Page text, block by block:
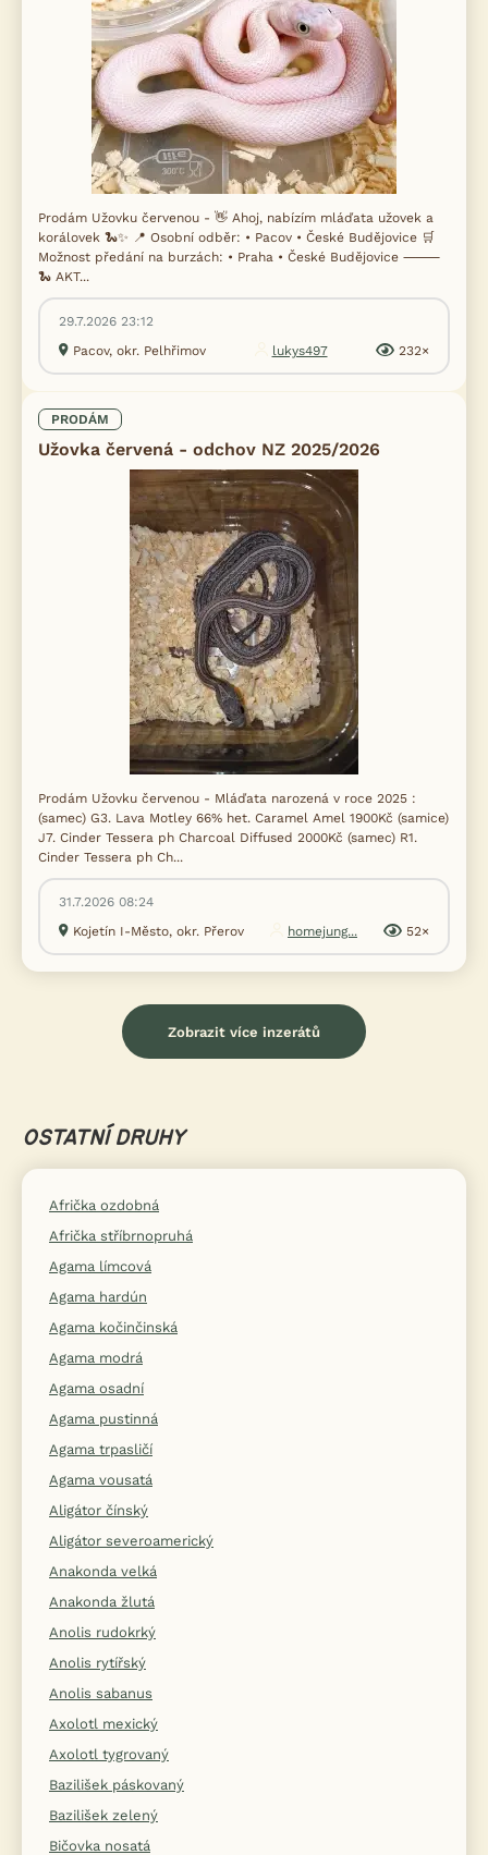
Prodám Užovku červenou - 👋 Ahoj, nabízím mláďata užovek a
korálovek 🐍✨ 📍 Osobní odběr: • Pacov • České Budějovice 🛒
Možnost předání na burzách: • Praha • České Budějovice ⸻
🐍 AKT...
29.7.2026 23:12
Pacov, okr. Pelhřimov
lukys497 232×
PRODÁM
Užovka červená - odchov NZ 2025/2026
Prodám Užovku červenou - Mláďata narozená v roce 2025 :
(samec) G3. Lava Motley 66% het. Caramel Amel 1900Kč (samice)
J7. Cinder Tessera ph Charcoal Diffused 2000Kč (samec) R1.
Cinder Tessera ph Ch...
31.7.2026 08:24
Kojetín I-Město, okr. Přerov
homejung... 52×
Zobrazit více inzerátů
OSTATNÍ DRUHY
Afrička ozdobná
Afrička stříbrnopruhá
Agama límcová
Agama hardún
Agama kočinčinská
Agama modrá
Agama osadní
Agama pustinná
Agama trpasličí
Agama vousatá
Aligátor čínský
Aligátor severoamerický
Anakonda velká
Anakonda žlutá
Anolis rudokrký
Anolis rytířský
Anolis sabanus
Axolotl mexický
Axolotl tygrovaný
Bazilišek páskovaný
Bazilišek zelený
Bičovka nosatá